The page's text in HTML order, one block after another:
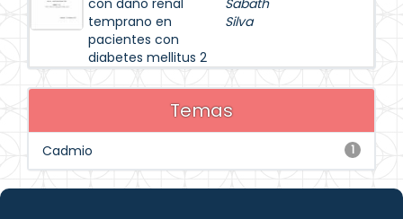
con daño renal
temprano en
pacientes con
diabetes mellitus 2
Sabath
Silva
Temas
1
Cadmio